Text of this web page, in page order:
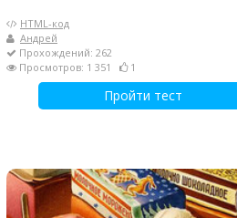
HTML-код
Андрей
Прохождений: 262
Просмотров: 1 351
1
Пройти тест